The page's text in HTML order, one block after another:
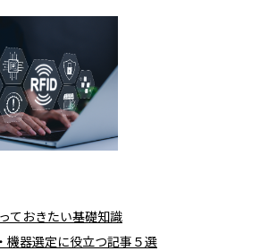
ておきたい基礎知識
機器選定に役立つ記事５選